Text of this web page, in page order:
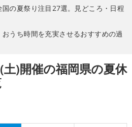
国の夏祭り注目27選。見どころ・日程
おうち時間を充実させるおすすめの過
)開催の福岡県の夏休